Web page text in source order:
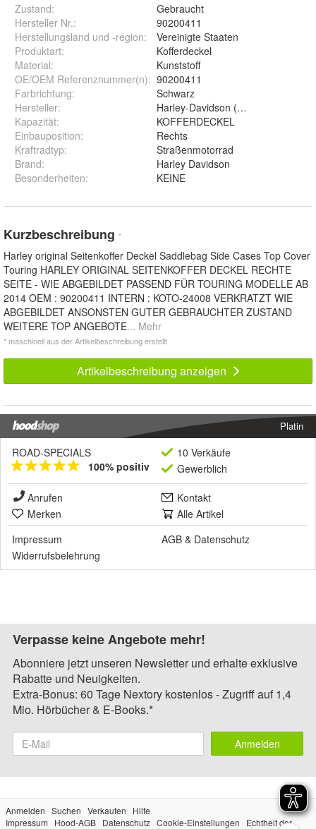
Zustand:
Gebraucht
Hersteller Nr.:
90200411
Herstellungsland und -region:
Vereinigte Staaten
Produktart:
Kofferdeckel
Material:
Kunststoff
OE/OEM Referenznummer(n): 90200411
Farbrichtung:
Schwarz
Hersteller:
Harley-Davidson (Original OE)
Kapazität:
KOFFERDECKEL
Einbauposition:
Rechts
Kraftradtyp:
Straßenmotorrad
Brand:
Harley Davidson
Besonderheiten: KEINE
Kurzbeschreibung *
Harley original Seitenkoffer Deckel Saddlebag Side Cases Top Cover
Touring HARLEY ORIGINAL SEITENKOFFER DECKEL RECHTE
SEITE - WIE ABGEBILDET PASSEND FÜR TOURING MODELLE AB
2014 OEM : 90200411 INTERN : KOTO-24008 VERKRATZT WIE
ABGEBILDET ANSONSTEN GUTER GEBRAUCHTER ZUSTAND
WEITERE TOP ANGEBOTE... Mehr
* maschinell aus der Artikelbeschreibung erstellt
Artikelbeschreibung anzeigen
Platin
ROAD-SPECIALS
100% positiv
10 Verkäufe
Gewerblich
Anrufen
Kontakt
Merken
Alle Artikel
Impressum
AGB & Datenschutz
Widerrufsbelehrung
Verpasse keine Angebote mehr!
Abonniere jetzt unseren Newsletter und erhalte exklusive
Rabatte und Neuigkeiten.
Extra-Bonus: 60 Tage Nextory kostenlos - Zugriff auf 1,4
Mio. Hörbücher & E-Books.*
Anmelden
Anmelden Suchen Verkaufen
Hilfe
Impressum
Hood-AGB Datenschutz Cookie-Einstellungen
Echtheit der